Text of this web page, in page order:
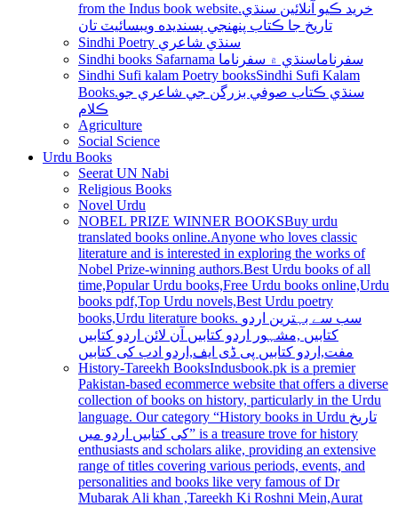
from the Indus book website.خريد ڪيو آنلائين سنڌي
تاريخ جا ڪتاب پنھنجي پسنديده ويبسائيٽ تان
Sindhi Poetry سنڌي شاعري
Sindhi books Safarnama سفرناماسنڌي ۾ سفرناما
Sindhi Sufi kalam Poetry booksSindhi Sufi Kalam
Books.سنڌي ڪتاب صوفي بزرگن جي شاعري جو
ڪلام
Agriculture
Social Science
Urdu Books
Seerat UN Nabi
Religious Books
Novel Urdu
NOBEL PRIZE WINNER BOOKSBuy urdu
translated books online.Anyone who loves classic
literature and is interested in exploring the works of
Nobel Prize-winning authors.Best Urdu books of all
time,Popular Urdu books,Free Urdu books online,Urdu
books pdf,Top Urdu novels,Best Urdu poetry
books,Urdu literature books. سب سے بہترین اردو
کتابیں ,مشہور اردو کتابیں آن لائن اردو کتابیں
مفت,اردو کتابیں پی ڈی ایف,اردو ادب کی کتابیں
History-Tareekh BooksIndusbook.pk is a premier
Pakistan-based ecommerce website that offers a diverse
collection of books on history, particularly in the Urdu
language. Our category “History books in Urdu تاریخ
کی کتابیں اردو میں” is a treasure trove for history
enthusiasts and scholars alike, providing an extensive
range of titles covering various periods, events, and
personalities and books like very famous of Dr
Mubarak Ali khan ,Tareekh Ki Roshni Mein,Aurat